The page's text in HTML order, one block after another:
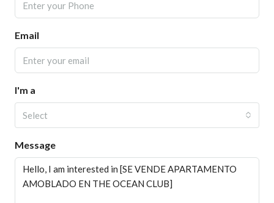
Email
I'm a
Select
Message